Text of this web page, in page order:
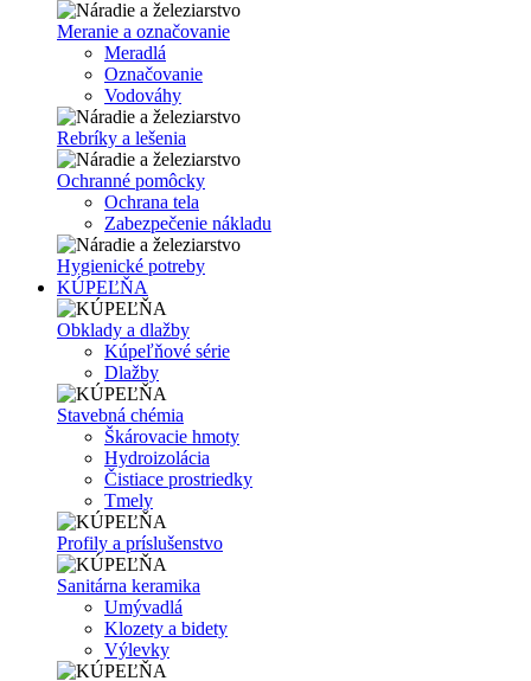
Meranie a označovanie
Meradlá
Označovanie
Vodováhy
Rebríky a lešenia
Ochranné pomôcky
Ochrana tela
Zabezpečenie nákladu
Hygienické potreby
KÚPEĽŇA
Obklady a dlažby
Kúpeľňové série
Dlažby
Stavebná chémia
Škárovacie hmoty
Hydroizolácia
Čistiace prostriedky
Tmely
Profily a príslušenstvo
Sanitárna keramika
Umývadlá
Klozety a bidety
Výlevky